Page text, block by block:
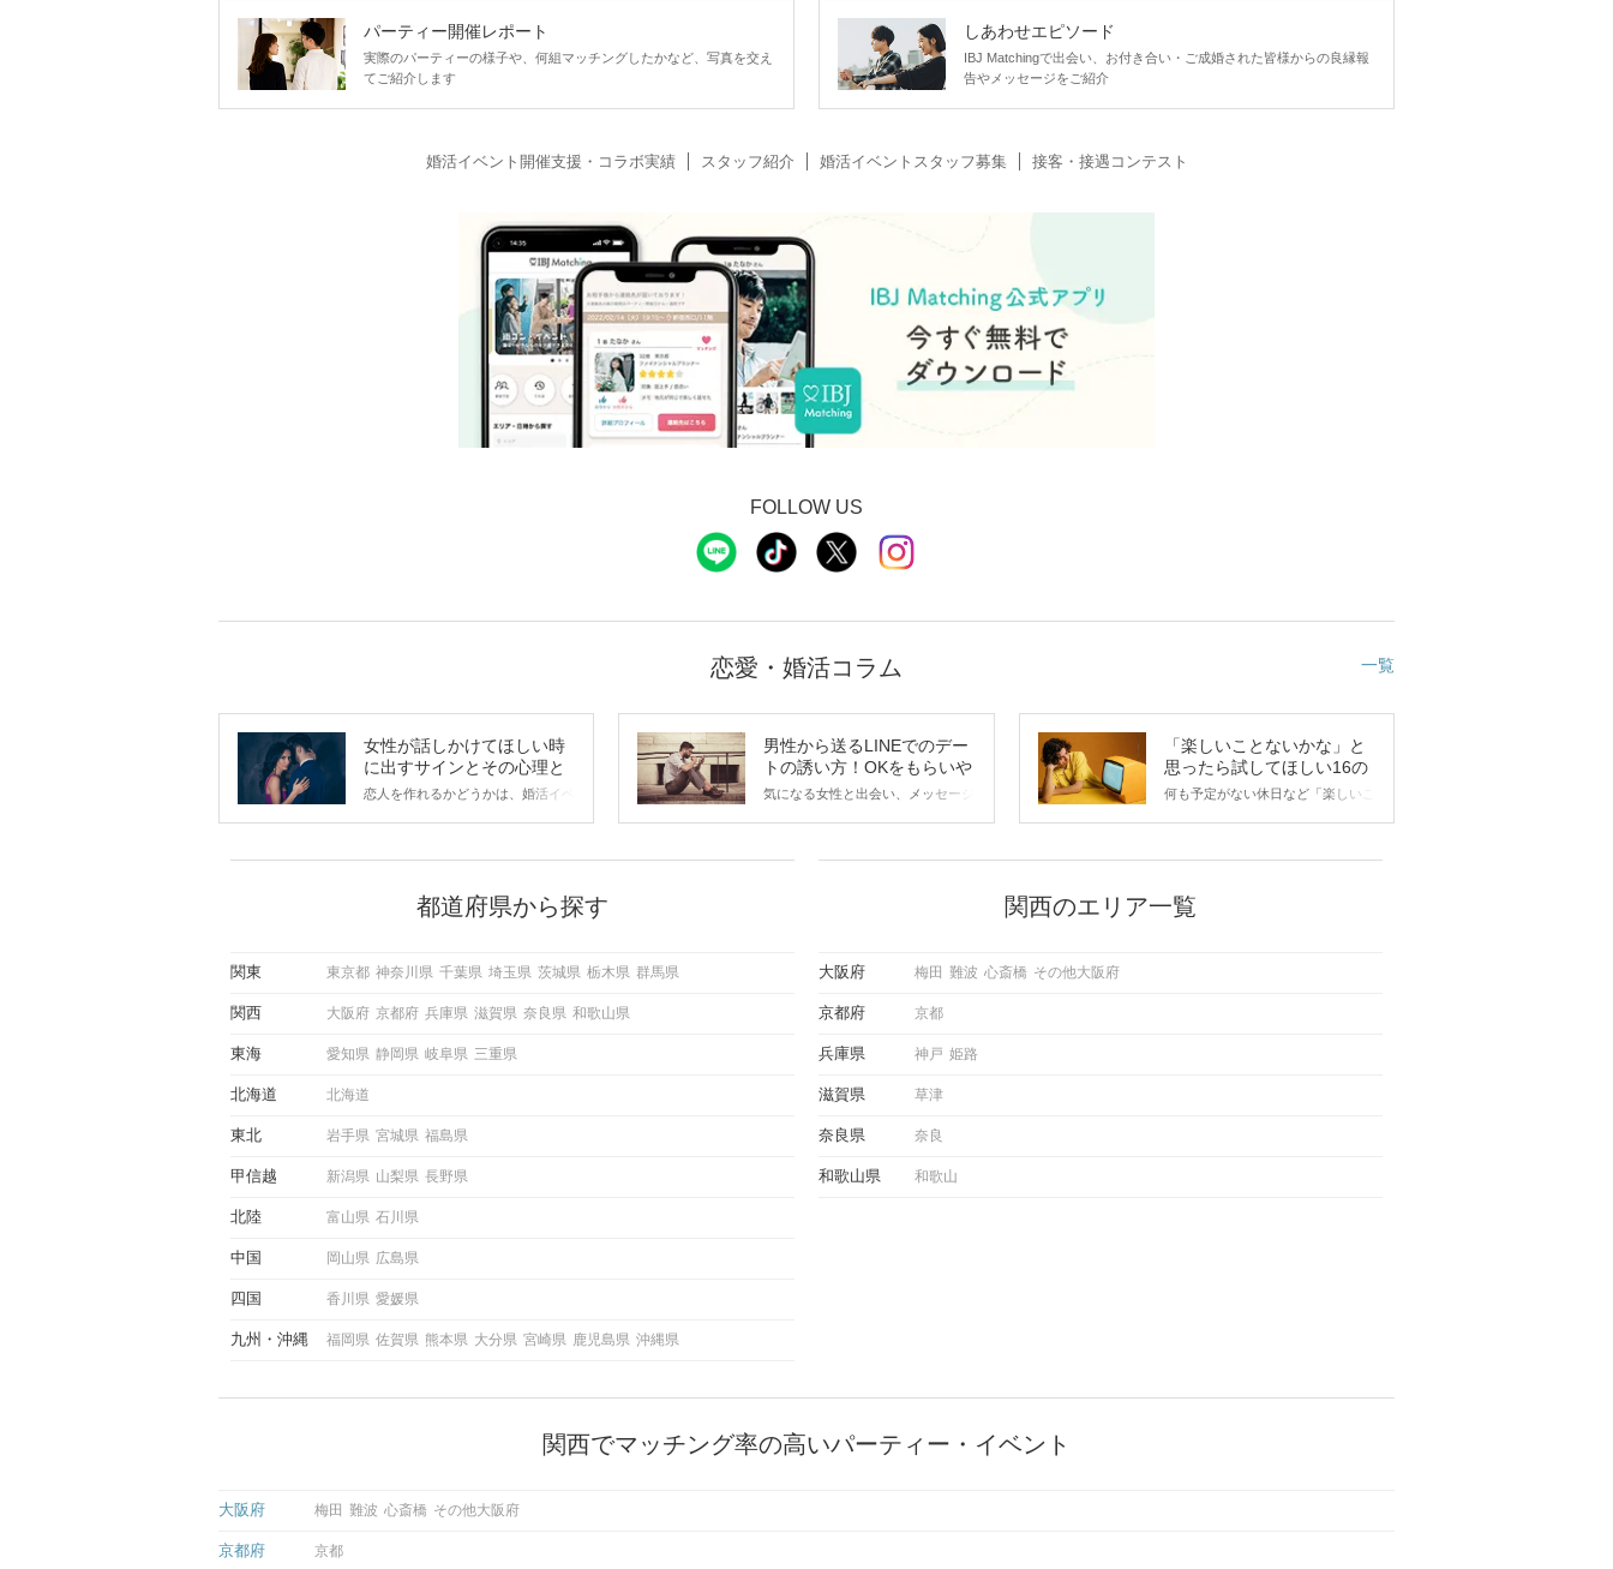
パーティー開催レポート
実際のパーティーの様子や、何組マッチングしたかなど、写真を交え
てご紹介します
しあわせエピソード
IBJ Matchingで出会い、お付き合い・ご成婚された皆様からの良縁報
告やメッセージをご紹介
婚活イベント開催支援・コラボ実績 スタッフ紹介 婚活イベントスタッフ募集 接客・接遇コンテスト
FOLLOW US
恋愛・婚活コラム 一覧
女性が話しかけてほしい時
に出すサインとその心理と
は？
恋人を作れるかどうかは、婚活イベ
から恋人作りを本格的に始めようと
している方は、女性が異性を求めて
この記事では、女性が話しかけて欲
しく解説した後、婚活イベントで実
ような行動に繋げるべきかをご紹介
男性から送るLINEでのデー
トの誘い方！OKをもらいや
すいメッセージのコツは？
気になる女性と出会い、メッセージ
も混じえながら解説するので、ぜひ
「楽しいことないかな」と
思ったら試してほしい16の
こと
何も予定がない休日など「楽しいこ
になれる対処法から、恋愛・自分磨
き・趣味などジャンル別の楽しいこ
都道府県から探す
関東 東京都 神奈川県 千葉県 埼玉県 茨城県 栃木県 群馬県
関西 大阪府 京都府 兵庫県 滋賀県 奈良県 和歌山県
東海 愛知県 静岡県 岐阜県 三重県
北海道 北海道
東北 岩手県 宮城県 福島県
甲信越 新潟県 山梨県 長野県
北陸 富山県 石川県
中国 岡山県 広島県
四国 香川県 愛媛県
九州 沖縄 福岡県 佐賀県 熊本県 大分県 宮崎県 鹿児島県 沖縄県
関西のエリア一覧
大阪府 梅田 難波 心斎橋 その他大阪府
京都府 京都
兵庫県 神戸 姫路
滋賀県 草津
奈良県 奈良
和歌山県 和歌山
関西でマッチング率の高いパーティー・イベント
大阪府 梅田 難波 心斎橋 その他大阪府
京都府 京都